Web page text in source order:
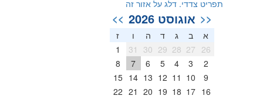
תפריט צדדי. דלג על אזור זה
<< אוגוסט 2026 >>
א ב ג ד ה ו
ז
26
27
28
29
30
31
1
2
3
4
5
6
7
8
9
10
11
12
13
14
15
16
17
18
19
20
21
22